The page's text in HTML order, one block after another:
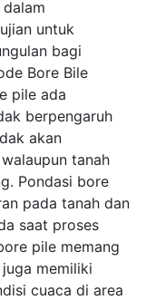
untuk
bagi
Bore Bile
pile ada
berpengaruh
akan
tanah
Pondasi bore
pada tanah dan
saat proses
pile memang
memiliki
cuaca di area